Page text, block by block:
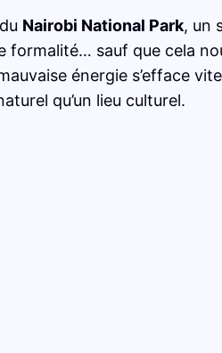
Nairobi National Park, un
formalité… sauf que cela
énergie s’efface
qu’un lieu culturel.